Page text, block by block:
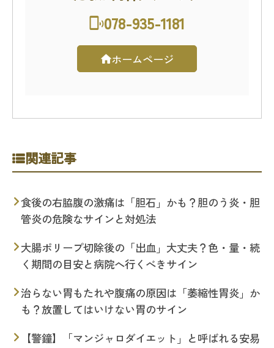
078-935-1181
ホームページ
関連記事
食後の右脇腹の激痛は「胆石」かも？胆のう炎・胆
管炎の危険なサインと対処法
大腸ポリープ切除後の「出血」大丈夫？色・量・続
く期間の目安と病院へ行くべきサイン
治らない胃もたれや腹痛の原因は「萎縮性胃炎」か
も？放置してはいけない胃のサイン
【警鐘】「マンジャロダイエット」と呼ばれる安易